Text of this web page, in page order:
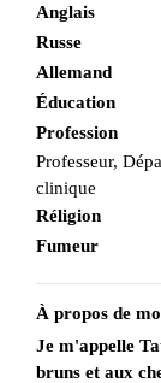
Anglais
Russe
Allemand
Éducation
Profession
Professeur,
clinique
Réligion
Fumeur
À propos de
Je m'appelle
bruns et aux